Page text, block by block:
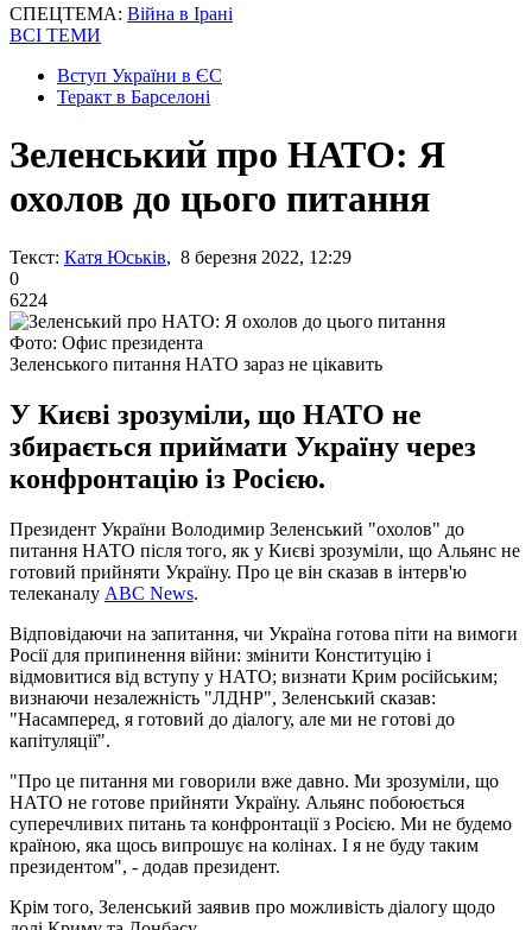
СПЕЦТЕМА: Війна в Ірані
ВСІ ТЕМИ
Вступ України в ЄС
Теракт в Барселоні
Зеленський про НАТО: Я
охолов до цього питання
Текст: Катя Юськів, 8 березня 2022, 12:29
0
6224
Фото: Офис президента
Зеленського питання НАТО зараз не цікавить
У Києві зрозуміли, що НАТО не
збирається приймати Україну через
конфронтацію із Росією.
Президент України Володимир Зеленський "охолов" до
питання НАТО після того, як у Києві зрозуміли, що Альянс не
готовий прийняти Україну. Про це він сказав в інтерв'ю
телеканалу ABC News.
Відповідаючи на запитання, чи Україна готова піти на вимоги
Росії для припинення війни: змінити Конституцію і
відмовитися від вступу у НАТО; визнати Крим російським;
визнаючи незалежність "ЛДНР", Зеленський сказав:
"Насамперед, я готовий до діалогу, але ми не готові до
капітуляції".
"Про це питання ми говорили вже давно. Ми зрозуміли, що
НАТО не готове прийняти Україну. Альянс побоюється
суперечливих питань та конфронтації з Росією. Ми не будемо
країною, яка щось випрошує на колінах. І я не буду таким
президентом", - додав президент.
Крім того, Зеленський заявив про можливість діалогу щодо